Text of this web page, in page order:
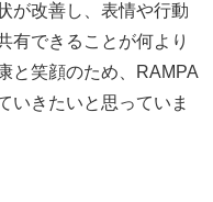
が改善し、表情や行動
有できることが何より
と笑顔のため、RAMPA
いきたいと思っていま